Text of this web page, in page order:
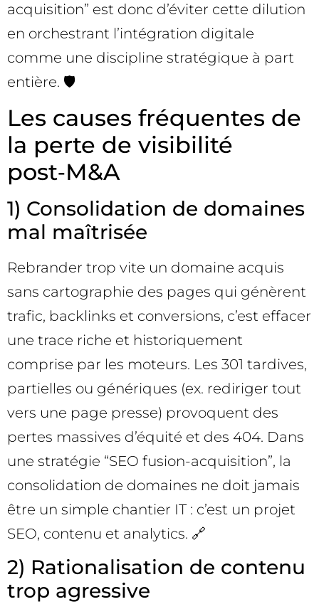
acquisition” est donc d’éviter cette dilution
en orchestrant l’intégration digitale
comme une discipline stratégique à part
entière. 🛡️
Les causes fréquentes de
la perte de visibilité
post‑M&A
1) Consolidation de domaines
mal maîtrisée
Rebrander trop vite un domaine acquis
sans cartographie des pages qui génèrent
trafic, backlinks et conversions, c’est effacer
une trace riche et historiquement
comprise par les moteurs. Les 301 tardives,
partielles ou génériques (ex. rediriger tout
vers une page presse) provoquent des
pertes massives d’équité et des 404. Dans
une stratégie “SEO fusion-acquisition”, la
consolidation de domaines ne doit jamais
être un simple chantier IT : c’est un projet
SEO, contenu et analytics. 🔗
2) Rationalisation de contenu
trop agressive